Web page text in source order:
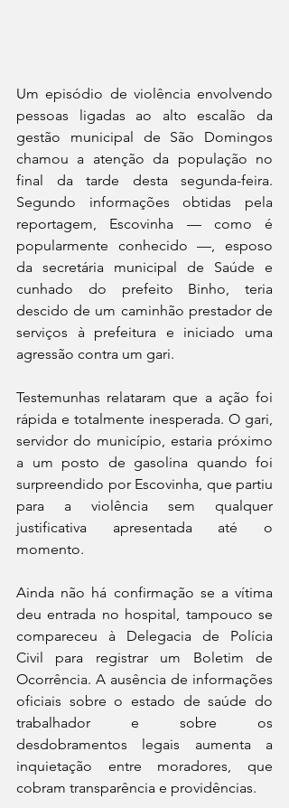
Um episódio de violência envolvendo
pessoas ligadas ao alto escalão da
gestão municipal de São Domingos
chamou a atenção da população no
final da tarde desta segunda-feira.
Segundo informações obtidas pela
reportagem, Escovinha — como é
popularmente conhecido —, esposo
da secretária municipal de Saúde e
cunhado do prefeito Binho, teria
descido de um caminhão prestador de
serviços à prefeitura e iniciado uma
agressão contra um gari.
Testemunhas relataram que a ação foi
rápida e totalmente inesperada. O gari,
servidor do município, estaria próximo
a um posto de gasolina quando foi
surpreendido por Escovinha, que partiu
para a violência sem qualquer
justificativa apresentada até o
momento.
Ainda não há confirmação se a vítima
deu entrada no hospital, tampouco se
compareceu à Delegacia de Polícia
Civil para registrar um Boletim de
Ocorrência. A ausência de informações
oficiais sobre o estado de saúde do
trabalhador e sobre os
desdobramentos legais aumenta a
inquietação entre moradores, que
cobram transparência e providências.